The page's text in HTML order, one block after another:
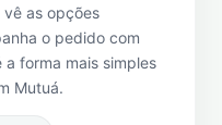
as opções
o pedido com
forma mais simples
Mutuá.